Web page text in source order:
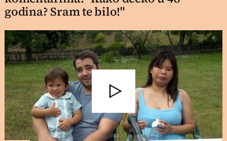
godina? Sram te bilo!"